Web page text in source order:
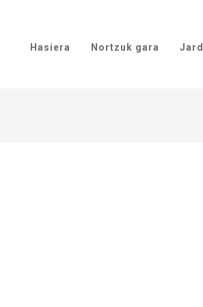
Hasiera Nortzuk gara